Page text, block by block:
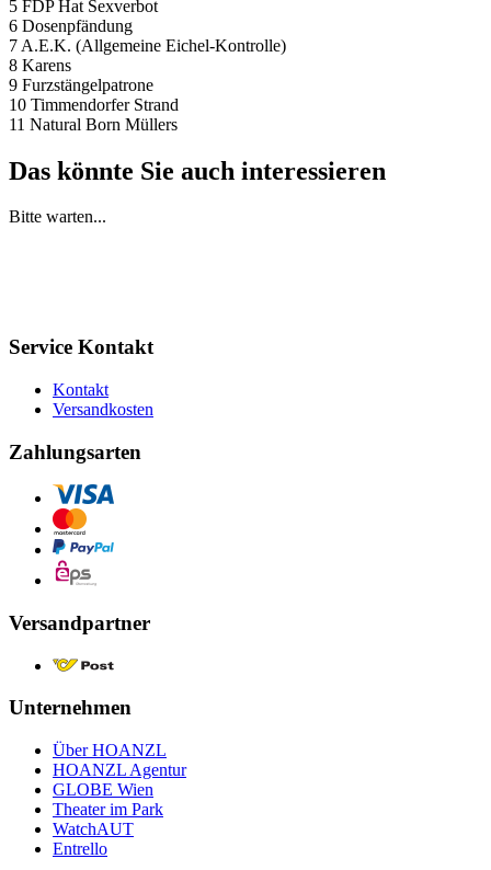
5 FDP Hat Sexverbot
6 Dosenpfändung
7 A.E.K. (Allgemeine Eichel-Kontrolle)
8 Karens
9 Furzstängelpatrone
10 Timmendorfer Strand
11 Natural Born Müllers
Das könnte Sie auch interessieren
Bitte warten...
Service Kontakt
Kontakt
Versandkosten
Zahlungsarten
Versandpartner
Unternehmen
Über HOANZL
HOANZL Agentur
GLOBE Wien
Theater im Park
WatchAUT
Entrello